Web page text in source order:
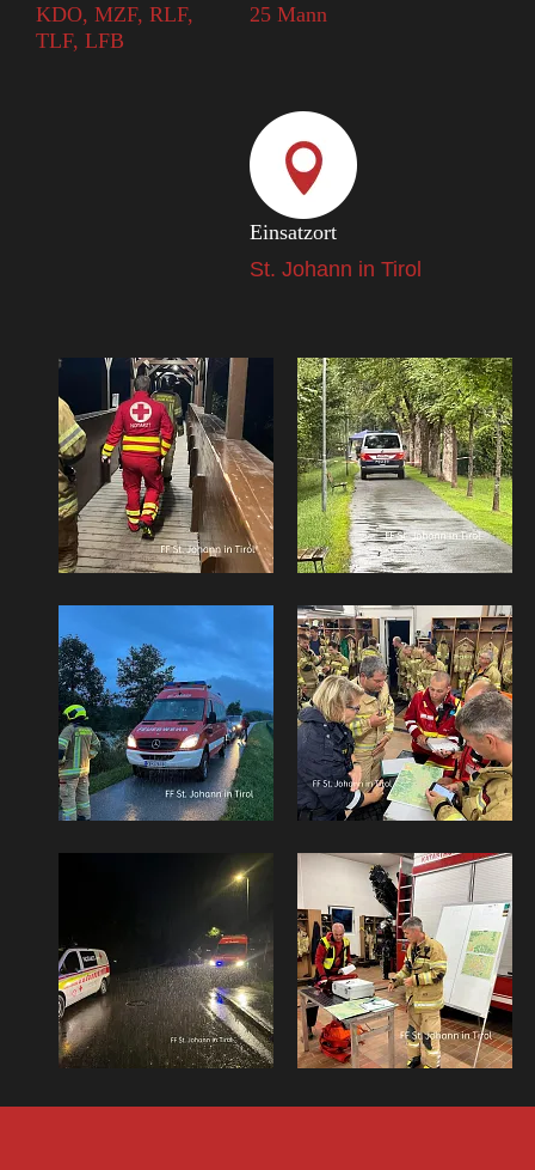
KDO, MZF, RLF,
TLF, LFB
25 Mann
Einsatzort
St. Johann in Tirol